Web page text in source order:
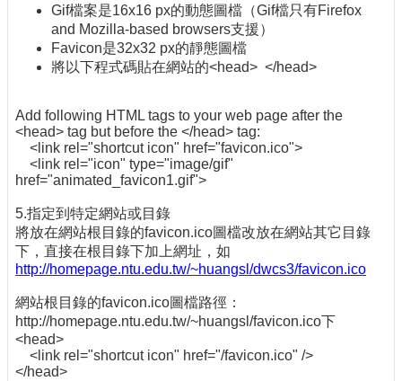
Gif檔案是16x16 px的動態圖檔（Gif檔只有Firefox
and Mozilla-based browsers支援）
Favicon是32x32 px的靜態圖檔
將以下程式碼貼在網站的<head> </head>
Add following HTML tags to your web page after the
<head> tag but before the </head> tag:
<link rel="shortcut icon" href="favicon.ico">
<link rel="icon" type="image/gif"
href="animated_favicon1.gif">
5.指定到特定網站或目錄
將放在網站根目錄的favicon.ico圖檔改放在網站其它目錄
下，直接在根目錄下加上網址，如
http://homepage.ntu.edu.tw/~huangsl/dwcs3/favicon.ico
網站根目錄的favicon.ico圖檔路徑：
http://homepage.ntu.edu.tw/~huangsl/favicon.ico下
<head>
<link rel="shortcut icon" href="/favicon.ico" />
</head>